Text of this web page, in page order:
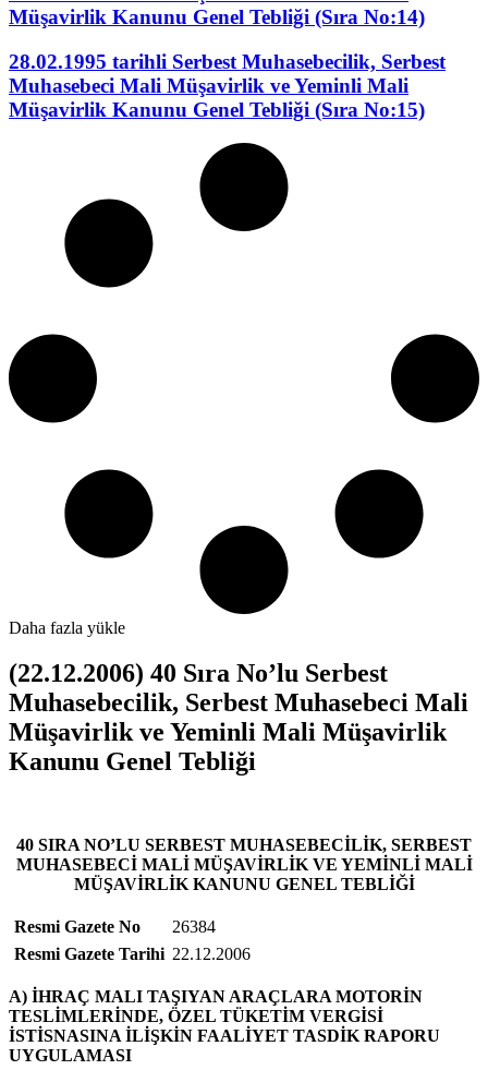
Müşavirlik Kanunu Genel Tebliği (Sıra No:14)
28.02.1995 tarihli Serbest Muhasebecilik, Serbest
Muhasebeci Mali Müşavirlik ve Yeminli Mali
Müşavirlik Kanunu Genel Tebliği (Sıra No:15)
Daha fazla yükle
(22.12.2006) 40 Sıra No’lu Serbest
Muhasebecilik, Serbest Muhasebeci Mali
Müşavirlik ve Yeminli Mali Müşavirlik
Kanunu Genel Tebliği
40 SIRA NO’LU SERBEST MUHASEBECİLİK, SERBEST
MUHASEBECİ MALİ MÜŞAVİRLİK VE YEMİNLİ MALİ
MÜŞAVİRLİK KANUNU GENEL TEBLİĞİ
Resmi Gazete No
26384
Resmi Gazete Tarihi 22.12.2006
A) İHRAÇ MALI TAŞIYAN ARAÇLARA MOTORİN
TESLİMLERİNDE, ÖZEL TÜKETİM VERGİSİ
İSTİSNASINA İLİŞKİN FAALİYET TASDİK RAPORU
UYGULAMASI